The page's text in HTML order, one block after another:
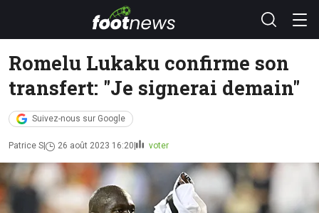
Romelu Lukaku confirme son
transfert: "Je signerai demain"
Suivez-nous sur Google
Patrice S 26 août 2023 16:20 voter